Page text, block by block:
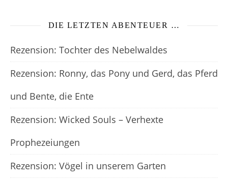
DIE LETZTEN ABENTEUER …
Rezension: Tochter des Nebelwaldes
Rezension: Ronny, das Pony und Gerd, das Pferd
und Bente, die Ente
Rezension: Wicked Souls – Verhexte
Prophezeiungen
Rezension: Vögel in unserem Garten